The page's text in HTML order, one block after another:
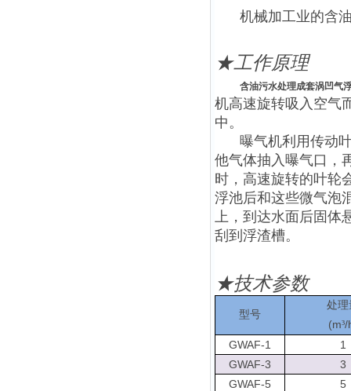
机械加工业的含
★工作原理
含油污水处理成套涡凹气
机高速旋转吸入空气
中。
曝气机利用传动
他气体抽入曝气口，
时，高速旋转的叶轮
浮池后和这些微气泡
上，到达水面后固体
刮到浮渣槽。
★技术参数
型号
处理
(m³/
GWAF-1
1
GWAF-3
3
GWAF-5
5